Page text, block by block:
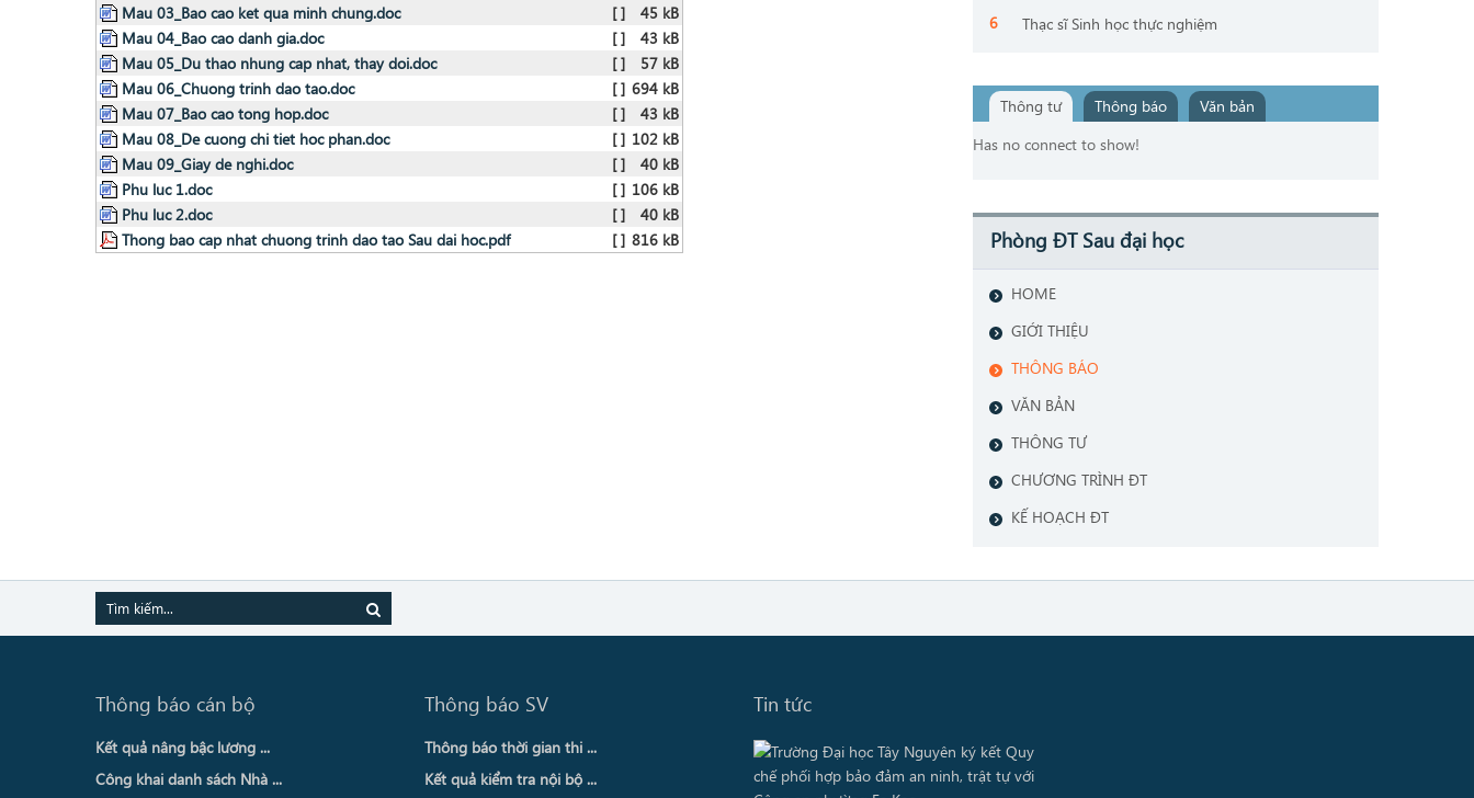
Mau 03_Bao cao ket qua minh chung.doc
[ ]
45 kB
Mau 04_Bao cao danh gia.doc
[ ]
43 kB
Mau 05_Du thao nhung cap nhat, thay doi.doc
[ ]
57 kB
Mau 06_Chuong trinh dao tao.doc
[ ] 694 kB
Mau 07_Bao cao tong hop.doc
[ ]
43 kB
Mau 08_De cuong chi tiet hoc phan.doc
[ ] 102 kB
Mau 09_Giay de nghi.doc
[ ]
40 kB
Phu luc 1.doc
[ ] 106 kB
Phu luc 2.doc
[ ]
40 kB
Thong bao cap nhat chuong trinh dao tao Sau dai hoc.pdf
[ ] 816 kB
Thạc sĩ Sinh học thực nghiệm
Thông tư Thông báo
Văn bản
Has no connect to show!
Phòng ĐT Sau đại học
HOME
GIỚI THIỆU
THÔNG BÁO
VĂN BẢN
THÔNG TƯ
CHƯƠNG TRÌNH ĐT
KẾ HOẠCH ĐT
Thông báo cán bộ
Kết quả nâng bậc lương ...
Công khai danh sách Nhà ...
Thông báo SV
Thông báo thời gian thi ...
Kết quả kiểm tra nội bộ ...
Tin tức